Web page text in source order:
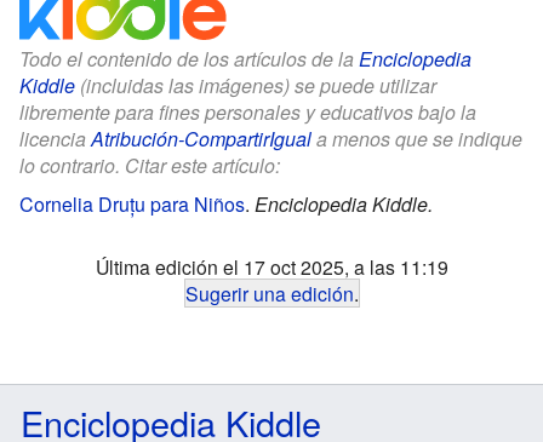
Todo el contenido de los artículos de la Enciclopedia
Kiddle (incluidas las imágenes) se puede utilizar
libremente para fines personales y educativos bajo la
licenciaAtribución-CompartirIguala menos que se indique
lo contrario. Citar este artículo:
Cornelia Druțu para Niños. Enciclopedia Kiddle.
Última edición el 17 oct 2025, a las 11:19
Sugerir una edición.
Enciclopedia Kiddle